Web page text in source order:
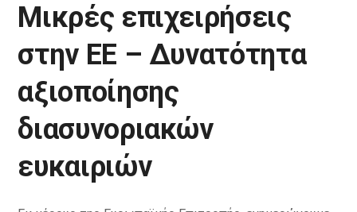
Μικρές επιχειρήσεις
στην ΕΕ – Δυνατότητα
αξιοποίησης
διασυνοριακών
ευκαιριών